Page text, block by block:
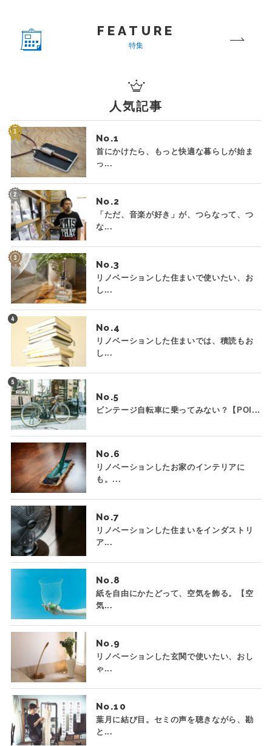
FEATURE
特集
人気記事
No.
首にかけたら、もっと快適な暮らしが始ま
っ...
No.
「ただ、音楽が好き」が、つらなって、つ
な...
No.
リノベーションした住まいで使いたい、お
し...
No.
リノベーションした住まいでは、積読もお
し...
No.
ビンテージ自転車に乗ってみない？【POI...
No.
リノベーションしたお家のインテリアに
も。...
No.
リノベーションした住まいをインダストリ
ア...
No.
紙を自由にかたどって、空気を飾る。【空
気...
No.
リノベーションした玄関で使いたい、おし
ゃ...
No.
葉月に結び目。セミの声を聴きながら、勘
と...